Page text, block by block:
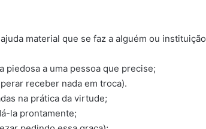
material que se faz a alguém ou instituição
piedosa a uma pessoa que precise;
receber nada em troca).
na prática da virtude;
la prontamente;